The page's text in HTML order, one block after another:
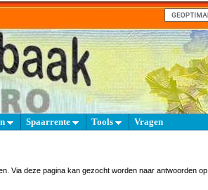
Spaarrente Tools Vragen
Via deze pagina kan gezocht worden naar antwoorden op